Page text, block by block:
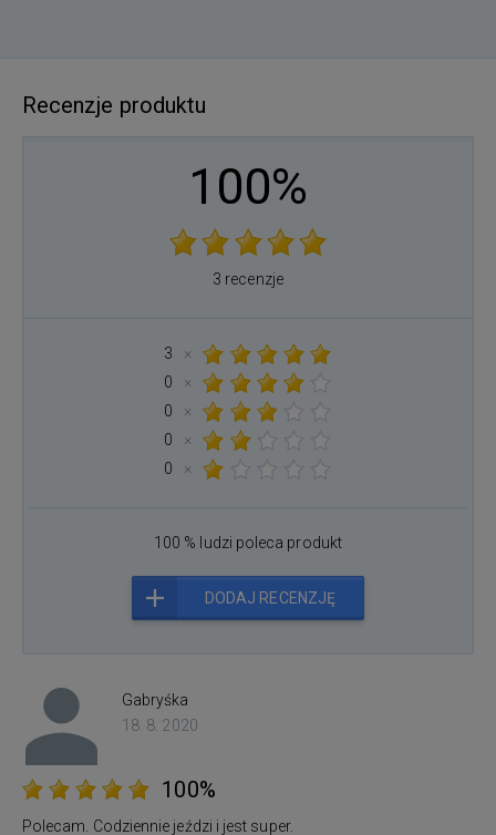
Recenzje produktu
100%
3 recenzje
3
×
0
×
0
×
0
×
0
×
100 % ludzi poleca produkt
DODAJ RECENZJĘ
Gabryśka
18. 8. 2020
100%
Polecam. Codziennie jeździ i jest super.